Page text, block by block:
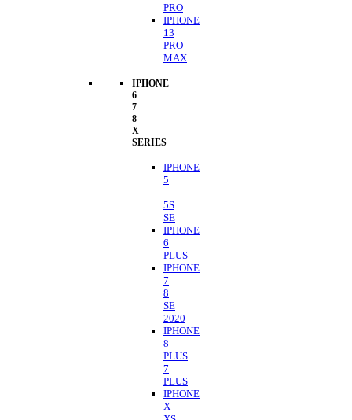
PRO
IPHONE
13
PRO
MAX
IPHONE
6
7
8
X
SERIES
IPHONE
5
-
5S
SE
IPHONE
6
PLUS
IPHONE
7
8
SE
2020
IPHONE
8
PLUS
7
PLUS
IPHONE
X